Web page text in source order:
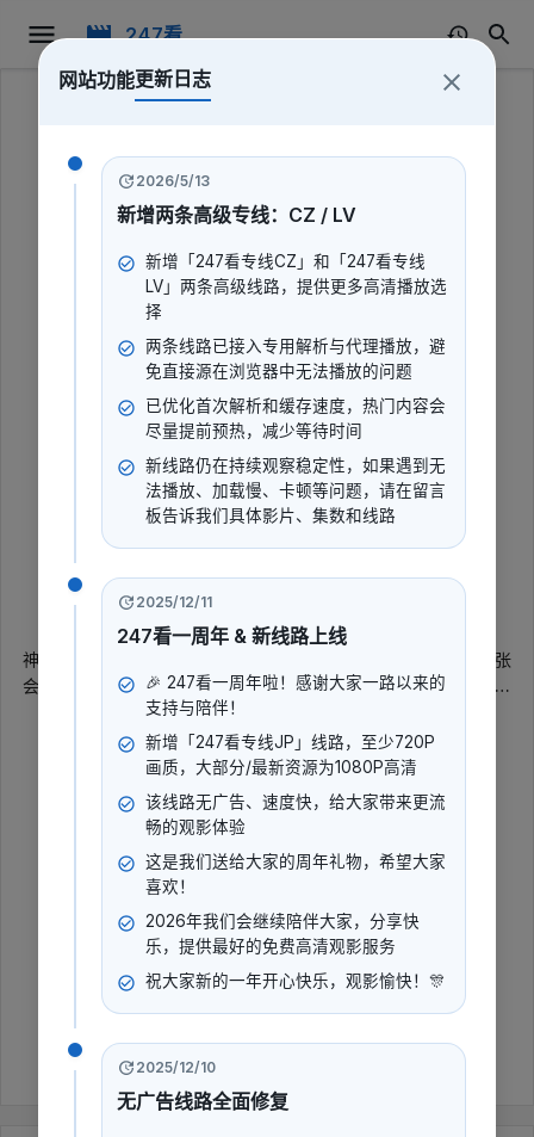
247看
247看
奇妙纸片美食工坊
暂无评分 2026
生活
神奇的立体纸片世界里，灵动的纸片人物化身小小美食家。一张张
会动的纸片组合拼接，制作各式各样美味佳着。过程创意满满、画
面童趣治愈，简单又有趣的美食制作过程轻松易懂。让小朋友感受
手工与美食的乐趣，激发想象力和动手创造力。
导演:
暂无数据
演员 :
立即播放
网站功能更新日志
2026/5/13
新增两条高级专线：CZ / LV
新增「247看专线CZ」和「247看专线
LV」两条高级线路，提供更多高清播放选
择
两条线路已接入专用解析与代理播放，避
免直接源在浏览器中无法播放的问题
已优化首次解析和缓存速度，热门内容会
尽量提前预热，减少等待时间
新线路仍在持续观察稳定性，如果遇到无
法播放、加载慢、卡顿等问题，请在留言
板告诉我们具体影片、集数和线路
2025/12/11
247看一周年 & 新线路上线
🎉 247看一周年啦！感谢大家一路以来的
支持与陪伴！
新增「247看专线JP」线路，至少720P
画质，大部分/最新资源为1080P高清
该线路无广告、速度快，给大家带来更流
畅的观影体验
这是我们送给大家的周年礼物，希望大家
喜欢！
2026年我们会继续陪伴大家，分享快
乐，提供最好的免费高清观影服务
祝大家新的一年开心快乐，观影愉快！🎊
2025/12/10
无广告线路全面修复